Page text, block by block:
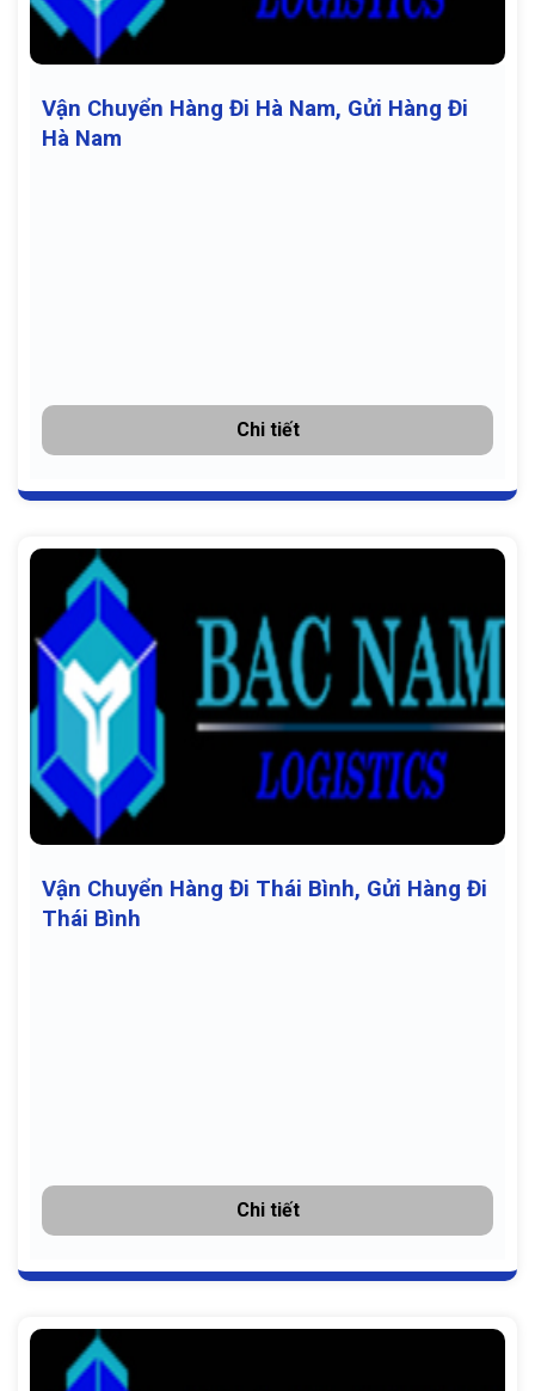
Vận Chuyển Hàng Đi Hà Nam, Gửi Hàng Đi
Hà Nam
Chi tiết
Vận Chuyển Hàng Đi Thái Bình, Gửi Hàng Đi
Thái Bình
Chi tiết